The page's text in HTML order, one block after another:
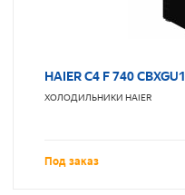
HAIER C4 F 740 CBXGU1
ХОЛОДИЛЬНИКИ HAIER
Под заказ